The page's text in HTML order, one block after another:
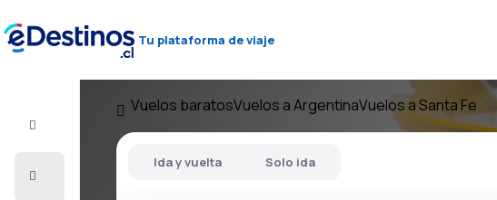
Tu plataforma de viaje
Vuelos baratosVuelos a ArgentinaVuelos a Santa Fe
Ida y vuelta Solo ida